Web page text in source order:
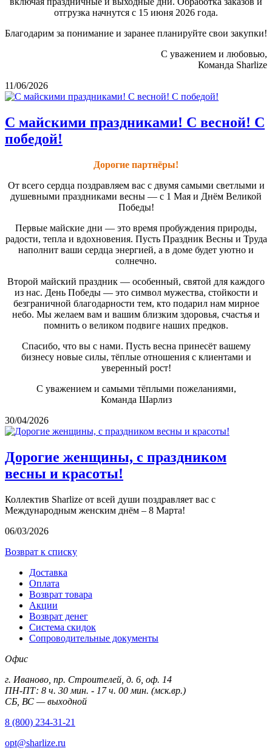
отгрузка начнутся с 15 июня 2026 года.
Благодарим за понимание и заранее планируйте свои закупки!
С уважением и любовью,
Команда Sharlize
11/06/2026
С майскими праздниками! С весной! С
победой!
Дорогие партнёры!
От всего сердца поздравляем вас с двумя самыми светлыми и
душевными праздниками весны — с 1 Мая и Днём Великой
Победы!
Первые майские дни — это время пробуждения природы,
радости, тепла и вдохновения. Пусть Праздник Весны и Труда
наполнит ваши сердца энергией, а в доме будет уютно и
солнечно.
Второй майский праздник — особенный, святой для каждого
из нас. День Победы — это символ мужества, стойкости и
безграничной благодарности тем, кто подарил нам мирное
небо. Мы желаем вам и вашим близким здоровья, счастья и
помнить о великом подвиге наших предков.
Спасибо, что вы с нами. Пусть весна принесёт вашему
бизнесу новые силы, тёплые отношения с клиентами и
уверенный рост!
С уважением и самыми тёплыми пожеланиями,
Команда Шарлиз
30/04/2026
Дорогие женщины, с праздником
весны и красоты!
Коллектив Sharlize от всей души поздравляет вас с
Международным женским днём – 8 Марта!
06/03/2026
Возврат к списку
Доставка
Оплата
Возврат товара
Акции
Возврат денег
Система скидок
Сопроводительные документы
Офис
г. Иваново, пр. Строителей, д. 6, оф. 14
ПН-ПТ: 8 ч. 30 мин. - 17 ч. 00 мин. (мск.вр.)
СБ, ВС — выходной
8 (800) 234-31-21
opt@sharlize.ru